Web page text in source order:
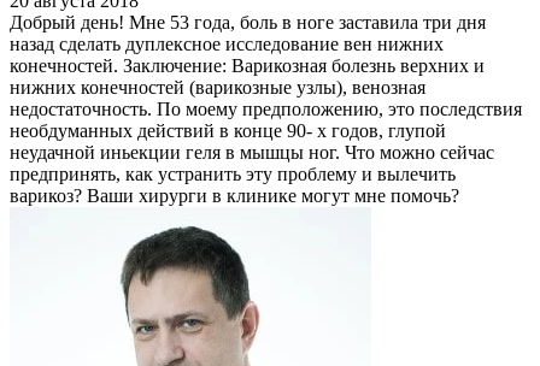
Добрый день! Мне 53 года, боль в ноге заставила три дня
назад сделать дуплексное исследование вен нижних
конечностей. Заключение: Варикозная болезнь верхних и
нижних конечностей (варикозные узлы), венозная
недостаточность. По моему предположению, это последствия
необдуманных действий в конце 90- х годов, глупой
неудачной иньекции геля в мышцы ног. Что можно сейчас
предпринять, как устранить эту проблему и вылечить
варикоз? Ваши хирурги в клинике могут мне помочь?